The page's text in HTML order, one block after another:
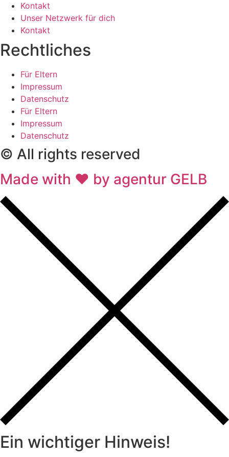
Kontakt
Unser Netzwerk für dich
Kontakt
Rechtliches
Für Eltern
Impressum
Datenschutz
Für Eltern
Impressum
Datenschutz
© All rights reserved
Made with ❤ by agentur GELB
Ein wichtiger Hinweis!